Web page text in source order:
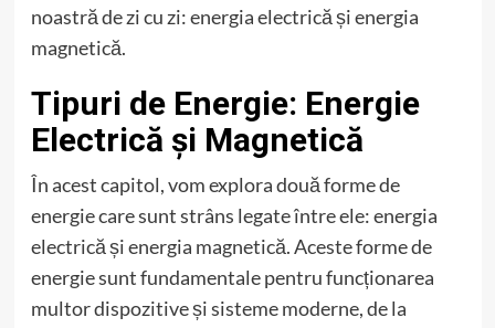
noastră de zi cu zi: energia electrică și energia
magnetică.
Tipuri de Energie: Energie
Electrică și Magnetică
În acest capitol, vom explora două forme de
energie care sunt strâns legate între ele: energia
electrică și energia magnetică. Aceste forme de
energie sunt fundamentale pentru funcționarea
multor dispozitive și sisteme moderne, de la